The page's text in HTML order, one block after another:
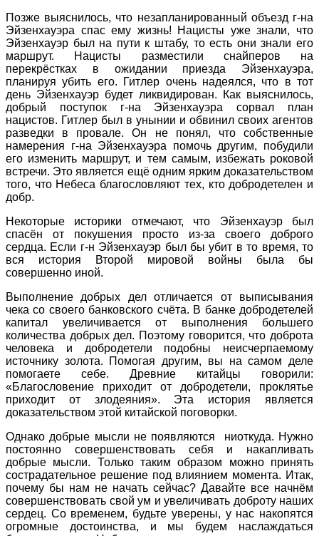
Позже выяснилось, что незапланированный объезд г-на
Эйзенхауэра спас ему жизнь! Нацисты уже знали, что
Эйзенхауэр был на пути к штабу, то есть они знали его
маршрут. Нацисты разместили снайперов на
перекрёстках в ожидании приезда Эйзенхауэра,
планируя убить его. Гитлер очень надеялся, что в тот
день Эйзенхауэр будет ликвидирован. Как выяснилось,
добрый поступок г-на Эйзенхауэра сорвал план
нацистов. Гитлер был в унынии и обвинил своих агентов
разведки в провале. Он не понял, что собственные
намерения г-на Эйзенхауэра помочь другим, побудили
его изменить маршрут, и тем самым, избежать роковой
встречи. Это является ещё одним ярким доказательством
того, что Небеса благословляют тех, кто добродетелен и
добр.
Некоторые историки отмечают, что Эйзенхауэр был
спасён от покушения просто из-за своего доброго
сердца. Если г-н Эйзенхауэр был бы убит в то время, то
вся история Второй мировой войны была бы
совершенно иной.
Выполнение добрых дел отличается от выписывания
чека со своего банковского счёта. В банке добродетелей
капитал увеличивается от выполнения большего
количества добрых дел. Поэтому говорится, что доброта
человека и добродетели подобны неисчерпаемому
источнику золота. Помогая другим, вы на самом деле
помогаете себе. Древние китайцы говорили:
«Благословение приходит от добродетели, проклятье
приходит от злодеяния». Эта история является
доказательством этой китайской поговорки.
Однако добрые мысли не появляются ниоткуда. Нужно
постоянно совершенствовать себя и накапливать
добрые мысли. Только таким образом можно принять
сострадательное решение под влиянием момента. Итак,
почему бы нам не начать сейчас? Давайте все начнём
совершенствовать свой ум и увеличивать доброту наших
сердец. Со временем, будьте уверены, у нас накопятся
огромные достоинства, и мы будем наслаждаться